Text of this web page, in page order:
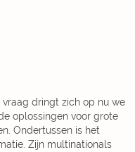
vraag dringt zich op nu we
oplossingen voor grote
Ondertussen is het
Zijn multinationals